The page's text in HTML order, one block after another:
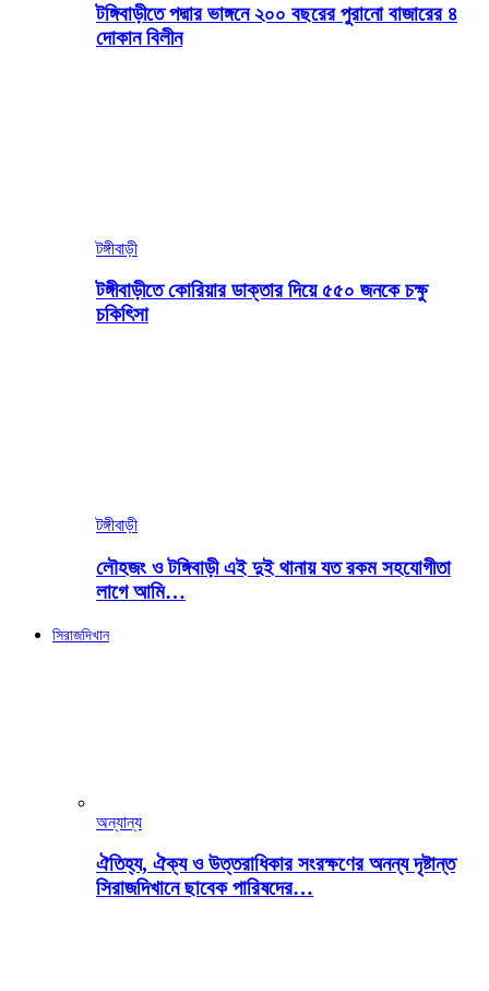
টঙ্গিবাড়ীতে পদ্মার ভাঙ্গনে ২০০ বছরের পুরানো বাজারের ৪
দোকান বিলীন
টঙ্গীবাড়ী
টঙ্গীবাড়ীতে কোরিয়ার ডাক্তার দিয়ে ৫৫০ জনকে চক্ষু
চকিৎিসা
টঙ্গীবাড়ী
লৌহজং ও টঙ্গিবাড়ী এই দুই থানায় যত রকম সহযোগীতা
লাগে আমি…
সিরাজদিখান
অন্যান্য
ঐতিহ্য, ঐক্য ও উত্তরাধিকার সংরক্ষণের অনন্য দৃষ্টান্ত
সিরাজদিখানে ছাবেক পারিষদের…